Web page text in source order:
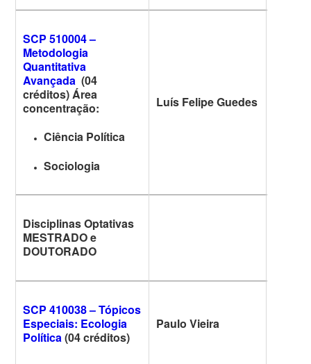
SCP 510004 –
Metodologia
Quantitativa
Avançada (04
créditos) Área
concentração:
Ciência Política
Sociologia
Luís Felipe Guedes
Disciplinas Optativas
MESTRADO e
DOUTORADO
SCP 410038 – Tópicos
Especiais: Ecologia
Política(04 créditos)
Paulo Vieira